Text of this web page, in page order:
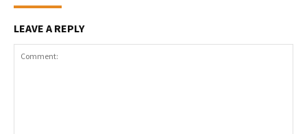
LEAVE A REPLY